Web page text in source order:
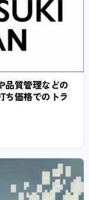
品質管理などの
ち価格でのトラ